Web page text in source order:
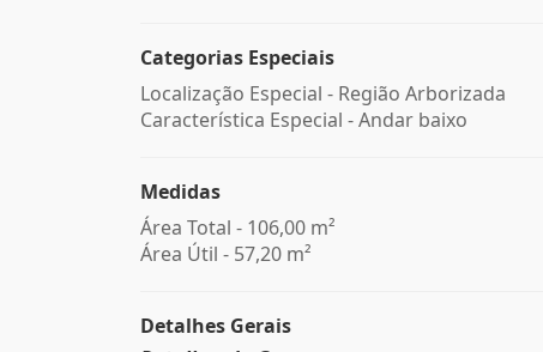
Categorias Especiais
Localização Especial - Região Arborizada
Característica Especial - Andar baixo
Medidas
Área Total - 106,00 m²
Área Útil - 57,20 m²
Detalhes Gerais